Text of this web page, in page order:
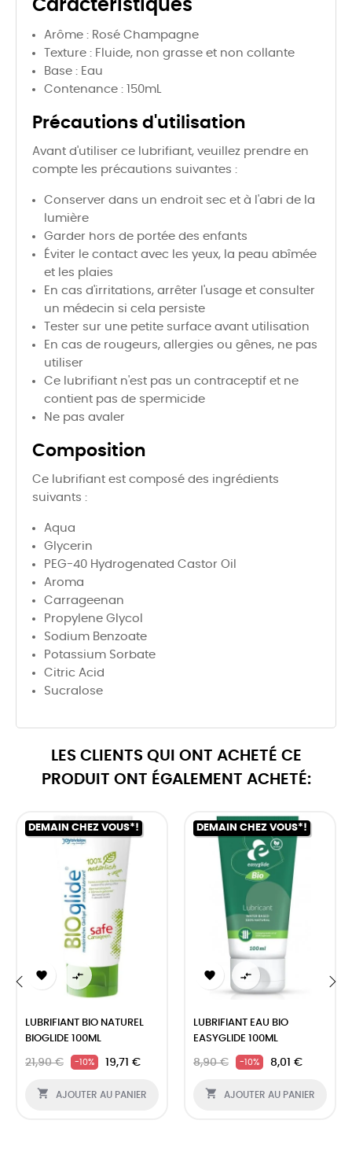
Caractéristiques
Arôme : Rosé Champagne
Texture : Fluide, non grasse et non collante
Base : Eau
Contenance : 150mL
Précautions d'utilisation
Avant d'utiliser ce lubrifiant, veuillez prendre en
compte les précautions suivantes :
Conserver dans un endroit sec et à l'abri de la
lumière
Garder hors de portée des enfants
Éviter le contact avec les yeux, la peau abîmée
et les plaies
En cas d'irritations, arrêter l'usage et consulter
un médecin si cela persiste
Tester sur une petite surface avant utilisation
En cas de rougeurs, allergies ou gênes, ne pas
utiliser
Ce lubrifiant n'est pas un contraceptif et ne
contient pas de spermicide
Ne pas avaler
Composition
Ce lubrifiant est composé des ingrédients
suivants :
Aqua
Glycerin
PEG-40 Hydrogenated Castor Oil
Aroma
Carrageenan
Propylene Glycol
Sodium Benzoate
Potassium Sorbate
Citric Acid
Sucralose
LES CLIENTS QUI ONT ACHETÉ CE
PRODUIT ONT ÉGALEMENT ACHETÉ:
DEMAIN CHEZ VOUS*!
 
LUBRIFIANT BIO NATUREL
BIOGLIDE 100ML
21,90 € -10% 19,71 €
 AJOUTER AU PANIER
DEMAIN CHEZ VOUS*!
 
LUBRIFIANT EAU BIO
EASYGLIDE 100ML
8,90 € -10% 8,01 €
 AJOUTER AU PANIER